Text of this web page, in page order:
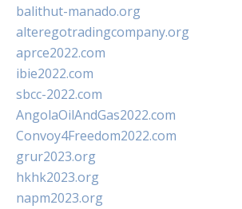
balithut-manado.org
alteregotradingcompany.org
aprce2022.com
ibie2022.com
sbcc-2022.com
AngolaOilAndGas2022.com
Convoy4Freedom2022.com
grur2023.org
hkhk2023.org
napm2023.org